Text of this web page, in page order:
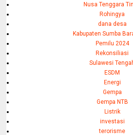
Nusa Tenggara
Rohingya
dana desa
Kabupaten Sumba
Pemilu 2024
Rekonsiliasi
Sulawesi
ESDM
Energi
Gempa
Gempa NTB
Listrik
investasi
terorisme